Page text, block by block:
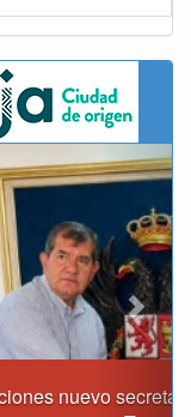
Ambiente de
Next